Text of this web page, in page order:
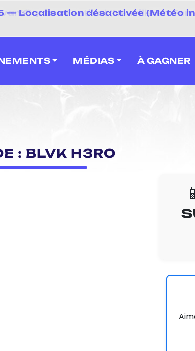
⚡
— Localisation désactivée (Météo
Square Festival (Neuville-en-
MÉDIAS À GAGNER
: BLVK H3RO